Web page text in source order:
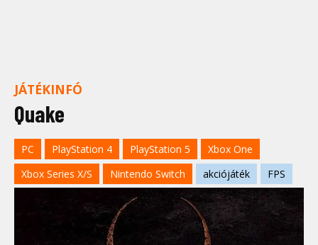
JÁTÉKINFÓ
Quake
PC PlayStation 4 PlayStation 5
Xbox One
Xbox Series X/S
Nintendo Switch akciójáték FPS